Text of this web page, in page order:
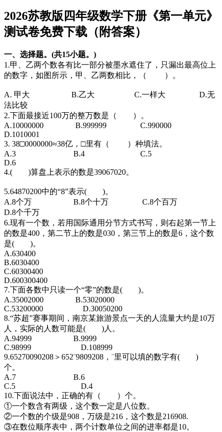
2026苏教版四年级数学下册《第一单元》
测试卷免费下载（附答案）
一、选择题。(共15小题。)
1.甲、乙两个数各有比一部分被墨水遮住了，只漏出最高位上
的数字，如图所示，甲、乙两数相比，（ ）。
A. 甲大 B.乙大 C.一样大 D.无
法比较
2.下面最接近100万的整万数是（ ）。
A.10000000 B.999999 C.990000
D.1010001
3. 38□0000000≈38亿，□里有（ ）种填法。
A.3 B.4 C.5
D.6
4.( )算盘上表示的数是39067020。
5.64870200中的“8”表示( )。
A.8个万 B.8个十万 C.8个百万
D.8个千万
6.现有一个数，若用国际通用分节方式书写，则右起第一节上
的数是400，第二节上的数是030，第三节上的数是6，这个数
是( )。
A.630400
B.6030400
C.60300400
D.600300400
7.下面各数中只读一个“零”的数是( )。
A.35002000 B.53020000
C.53200000 D.30050200
8.“苏超”赛事期间，南京某旅游景点一天的人流量大约是10万
人，实际的人数可能是( )人。
A.94999 B.9999
C.98999 D.108999
9.65270090208＞652¨9809208，¨里可以填的数字有( )
个。
A.7 B.6
C.5 D.4
10.下面说法中，正确的有（ ）个。
①一个数含有两级，这个数一定是八位数。
②一个数的个级是908，万级是216，这个数是216908.
③在数位顺序表中，两个计数单位之间的进率都是10。